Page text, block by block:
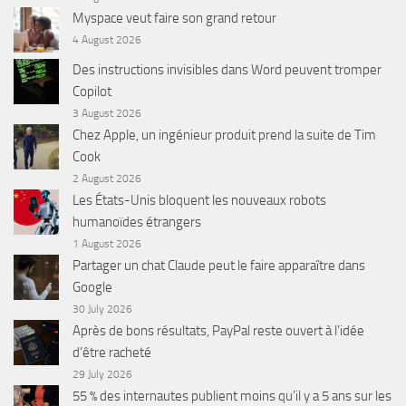
Myspace veut faire son grand retour
4 August 2026
Des instructions invisibles dans Word peuvent tromper
Copilot
3 August 2026
Chez Apple, un ingénieur produit prend la suite de Tim
Cook
2 August 2026
Les États-Unis bloquent les nouveaux robots
humanoïdes étrangers
1 August 2026
Partager un chat Claude peut le faire apparaître dans
Google
30 July 2026
Après de bons résultats, PayPal reste ouvert à l’idée
d’être racheté
29 July 2026
55 % des internautes publient moins qu’il y a 5 ans sur les